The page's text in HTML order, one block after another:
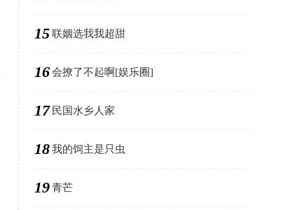
15联姻选我我超甜
16会撩了不起啊[娱乐圈]
17 民国水乡人家
18我的饲主是只虫
19青芒